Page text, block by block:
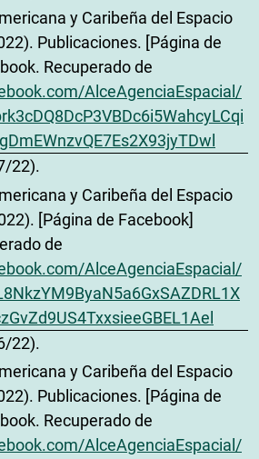
y Caribeña del Espacio
Publicaciones. [Página de
Recuperado de
AlceAgenciaEspacial/
22).
y Caribeña del Espacio
[Página de Facebook]
de
AlceAgenciaEspacial/
22).
y Caribeña del Espacio
Publicaciones. [Página de
Recuperado de
AlceAgenciaEspacial/